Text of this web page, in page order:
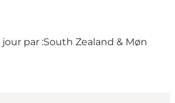
par :South Zealand & Møn